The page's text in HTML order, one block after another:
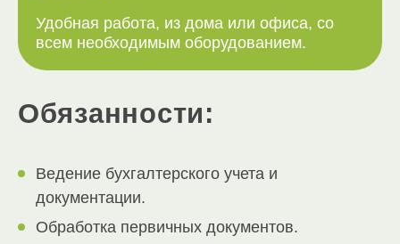
Удобная работа, из дома или офиса, со
всем необходимым оборудованием.
Обязанности:
Ведение бухгалтерского учета и
документации.
Обработка первичных документов.